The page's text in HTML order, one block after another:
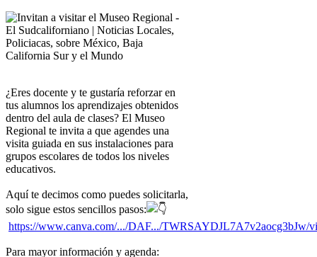
¿Eres docente y te gustaría reforzar en
tus alumnos los aprendizajes obtenidos
dentro del aula de clases? El Museo
Regional te invita a que agendes una
visita guiada en sus instalaciones para
grupos escolares de todos los niveles
educativos.
Aquí te decimos como puedes solicitarla,
solo sigue estos sencillos pasos:
https://www.canva.com/.../DAF.../TWRSAYDJL7A7v2aocg3bJw/
Para mayor información y agenda: